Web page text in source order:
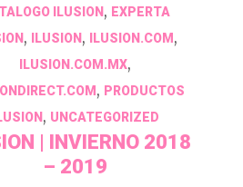
ILUSION, EXPERTA
, ILUSION , ILUSION.COM ,
ILUSION.COM.MX,
, PRODUCTOS
, UNCATEGORIZED
| INVIERNO 2018
– 2019